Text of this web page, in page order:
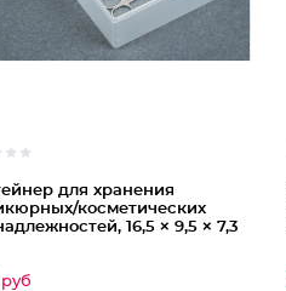
для хранения
косметических
16,5 × 9,5 × 7,3
руб